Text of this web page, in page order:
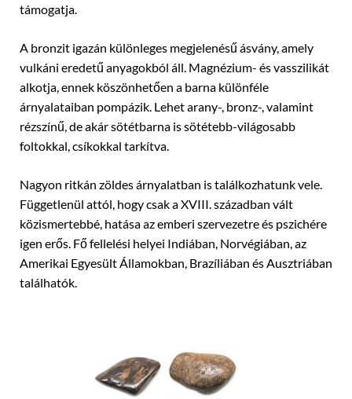
támogatja.
A bronzit igazán különleges megjelenésű ásvány, amely
vulkáni eredetű anyagokból áll. Magnézium- és vasszilikát
alkotja, ennek köszönhetően a barna különféle
árnyalataiban pompázik. Lehet arany-, bronz-, valamint
rézszínű, de akár sötétbarna is sötétebb-világosabb
foltokkal, csíkokkal tarkítva.
Nagyon ritkán zöldes árnyalatban is találkozhatunk vele.
Függetlenül attól, hogy csak a XVIII. században vált
közismertebbé, hatása az emberi szervezetre és pszichére
igen erős. Fő fellelési helyei Indiában, Norvégiában, az
Amerikai Egyesült Államokban, Brazíliában és Ausztriában
találhatók.